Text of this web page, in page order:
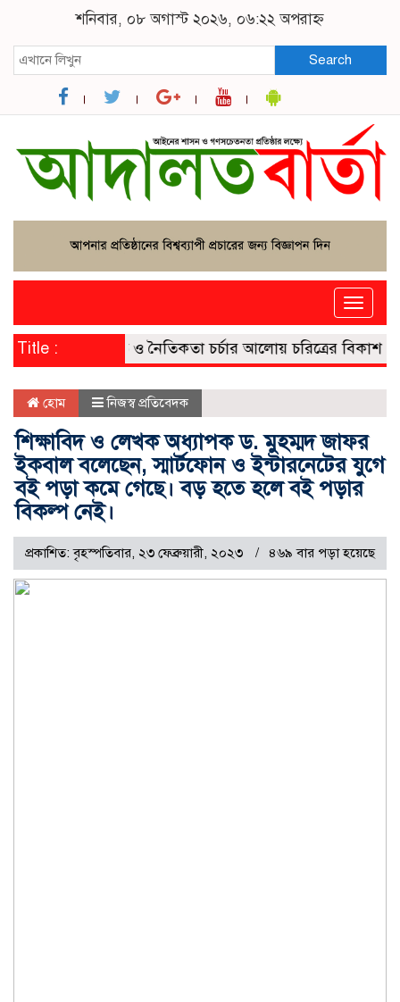
শনিবার, ০৮ অগাস্ট ২০২৬, ০৬:২২ অপরাহ্ন
Search
Toggle
Title : নীতি ও নৈতিকতা চর্চার আলোয় চরিত্রের বিকাশ
হোম নিজস্ব প্রতিবেদক
শিক্ষাবিদ ও লেখক অধ্যাপক ড. মুহম্মদ জাফর
ইকবাল বলেছেন, স্মার্টফোন ও ইন্টারনেটের যুগে
বই পড়া কমে গেছে। বড় হতে হলে বই পড়ার
বিকল্প নেই।
প্রকাশিত: বৃহস্পতিবার, ২৩ ফেব্রুয়ারী, ২০২৩ ৪৬৯ বার পড়া হয়েছে